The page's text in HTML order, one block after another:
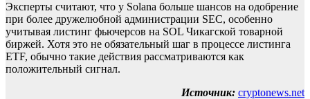
Эксперты считают, что у Solana больше шансов на одобрение
при более дружелюбной администрации SEC, особенно
учитывая листинг фьючерсов на SOL Чикагской товарной
биржей. Хотя это не обязательный шаг в процессе листинга
ETF, обычно такие действия рассматриваются как
положительный сигнал.
Источник: cryptonews.net